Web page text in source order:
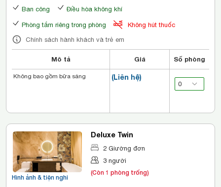
Ban công Điều hòa không khí
Phòng tắm riêng trong phòng
Không hút thuốc
Chính sách hành khách và trẻ em
Mô tả Giá Số phòng
(Liên hệ)
Không bao gồm bữa sáng
Hình ảnh & tiện nghi
Deluxe Twin
2 Giường đơn
3 người
(Còn 1 phòng trống)